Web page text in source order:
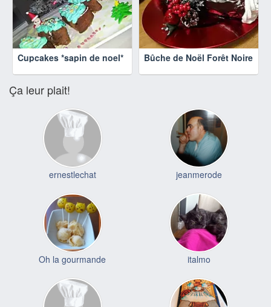
Cupcakes *sapin de noel* Bûche de Noël Forêt Noire
Ça leur plait!
ernestlechat jeanmerode
Oh la gourmande italmo